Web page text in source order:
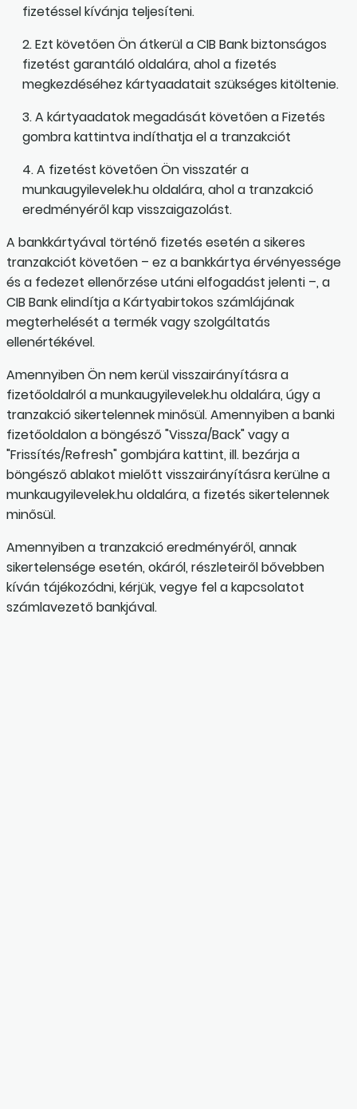
fizetéssel kívánja teljesíteni.
2. Ezt követően Ön átkerül a CIB Bank biztonságos
fizetést garantáló oldalára, ahol a fizetés
megkezdéséhez kártyaadatait szükséges kitöltenie.
3. A kártyaadatok megadását követően a Fizetés
gombra kattintva indíthatja el a tranzakciót
4. A fizetést követően Ön visszatér a
munkaugyilevelek.hu oldalára, ahol a tranzakció
eredményéről kap visszaigazolást.
A bankkártyával történő fizetés esetén a sikeres
tranzakciót követően – ez a bankkártya érvényessége
és a fedezet ellenőrzése utáni elfogadást jelenti –, a
CIB Bank elindítja a Kártyabirtokos számlájának
megterhelését a termék vagy szolgáltatás
ellenértékével.
Amennyiben Ön nem kerül visszairányításra a
fizetőoldalról a munkaugyilevelek.hu oldalára, úgy a
tranzakció sikertelennek minősül. Amennyiben a banki
fizetőoldalon a böngésző "Vissza/Back" vagy a
"Frissítés/Refresh" gombjára kattint, ill. bezárja a
böngésző ablakot mielőtt visszairányításra kerülne a
munkaugyilevelek.hu oldalára, a fizetés sikertelennek
minősül.
Amennyiben a tranzakció eredményéről, annak
sikertelensége esetén, okáról, részleteiről bővebben
kíván tájékozódni, kérjük, vegye fel a kapcsolatot
számlavezető bankjával.